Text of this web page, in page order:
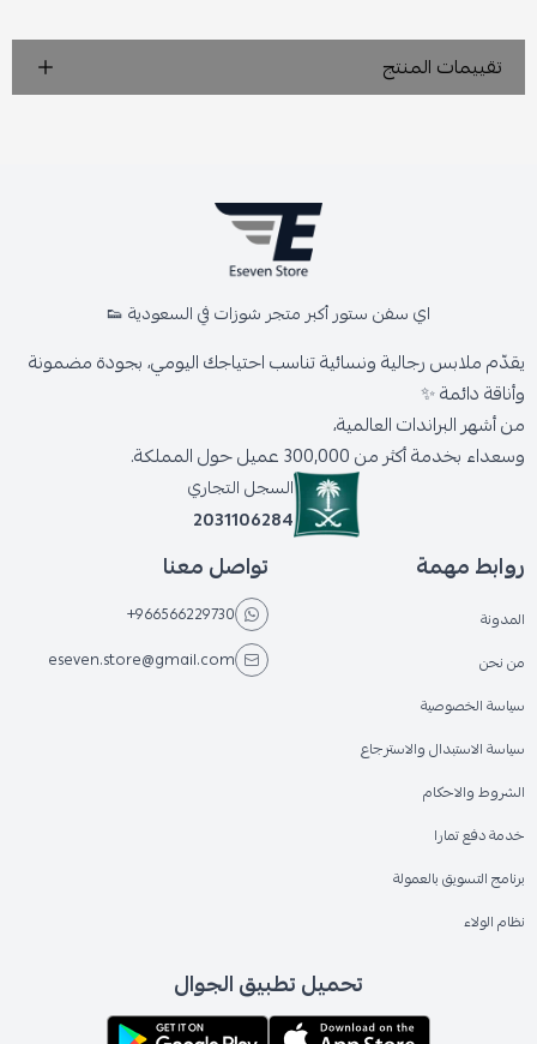
تقييمات المنتج
اي سفن ستور أكبر متجر شوزات في السعودية 👟
يقدّم ملابس رجالية ونسائية تناسب احتياجك اليومي، بجودة مضمونة
وأناقة دائمة ✨
من أشهر البراندات العالمية،
وسعداء بخدمة أكثر من 300,000 عميل حول المملكة.
السجل التجاري
2031106284
روابط مهمة
المدونة
من نحن
سياسة الخصوصية
سياسة الاستبدال والاسترجاع
الشروط والاحكام
خدمة دفع تمارا
برنامج التسويق بالعمولة
نظام الولاء
تواصل معنا
+966566229730
eseven.store@gmail.com
تحميل تطبيق الجوال